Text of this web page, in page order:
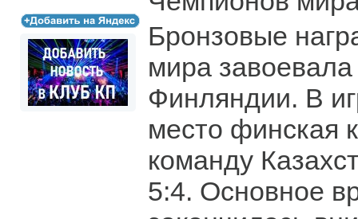
Бронзовые
мира
Финляндии. В
место финская
команду
5:4. Основное